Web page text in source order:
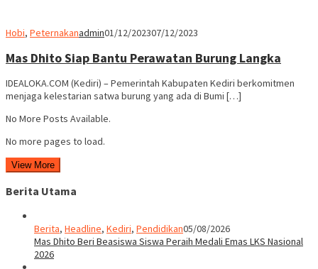
Hobi, Peternakanadmin01/12/202307/12/2023
Mas Dhito Siap Bantu Perawatan Burung Langka
IDEALOKA.COM (Kediri) – Pemerintah Kabupaten Kediri berkomitmen
menjaga kelestarian satwa burung yang ada di Bumi […]
No More Posts Available.
No more pages to load.
View More
Berita Utama
Berita, Headline, Kediri, Pendidikan05/08/2026
Mas Dhito Beri Beasiswa Siswa Peraih Medali Emas LKS Nasional
2026